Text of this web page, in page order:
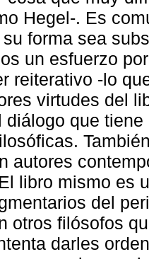
Hegel-. Es
forma sea
un esfuerzo
reiterativo -lo
virtudes del
diálogo que
autores
libro mismo es
del
otros filósofos
darles